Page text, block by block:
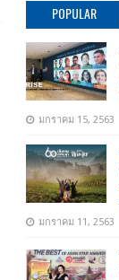
POPULAR
มกราคม 15, 2563
มกราคม 11, 2563